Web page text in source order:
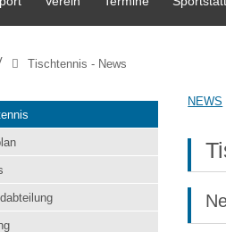
Tischtennis - News
NEWS